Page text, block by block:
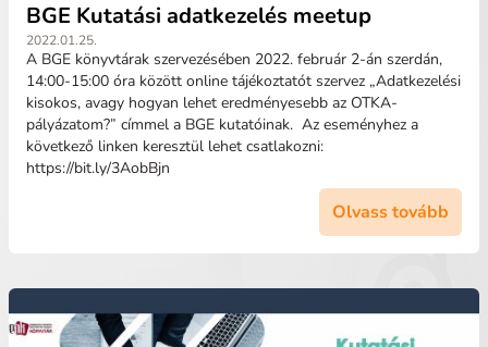
BGE Kutatási adatkezelés meetup
2022.01.25.
A BGE könyvtárak szervezésében 2022. február 2-án szerdán,
14:00-15:00 óra között online tájékoztatót szervez „Adatkezelési
kisokos, avagy hogyan lehet eredményesebb az OTKA-
pályázatom?” címmel a BGE kutatóinak. Az eseményhez a
következő linken keresztül lehet csatlakozni:
https://bit.ly/3AobBjn
Olvass tovább